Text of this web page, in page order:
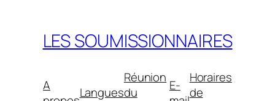
contenuLES SOUMISSIONNAIRES
A
Langues
Réunion
du
E-
Horaires
de